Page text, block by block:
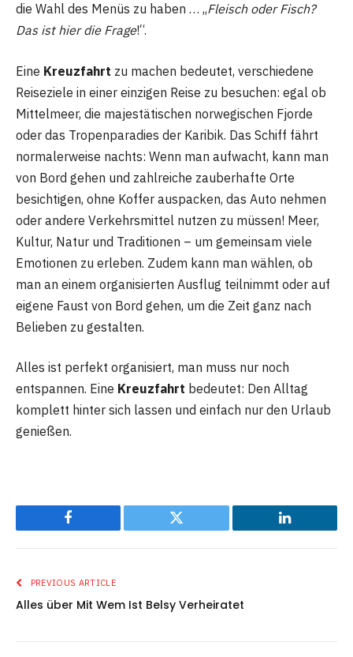
die Wahl des Menüs zu haben … „Fleisch oder Fisch?
Das ist hier die Frage!“.
Eine Kreuzfahrt zu machen bedeutet, verschiedene
Reiseziele in einer einzigen Reise zu besuchen: egal ob
Mittelmeer, die majestätischen norwegischen Fjorde
oder das Tropenparadies der Karibik. Das Schiff fährt
normalerweise nachts: Wenn man aufwacht, kann man
von Bord gehen und zahlreiche zauberhafte Orte
besichtigen, ohne Koffer auspacken, das Auto nehmen
oder andere Verkehrsmittel nutzen zu müssen! Meer,
Kultur, Natur und Traditionen – um gemeinsam viele
Emotionen zu erleben. Zudem kann man wählen, ob
man an einem organisierten Ausflug teilnimmt oder auf
eigene Faust von Bord gehen, um die Zeit ganz nach
Belieben zu gestalten.
Alles ist perfekt organisiert, man muss nur noch
entspannen. Eine Kreuzfahrt bedeutet: Den Alltag
komplett hinter sich lassen und einfach nur den Urlaub
genießen.
Facebook Twitter LinkedIn
PREVIOUS ARTICLE
Alles über Mit Wem Ist Belsy Verheiratet